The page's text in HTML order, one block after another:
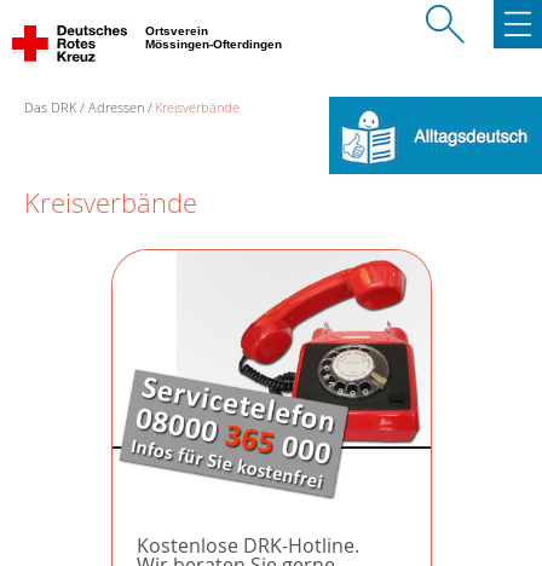
Ortsverein
Mössingen-Ofterdingen
Das DRK Adressen Kreisverbände
Kreisverbände
Kostenlose DRK-Hotline.